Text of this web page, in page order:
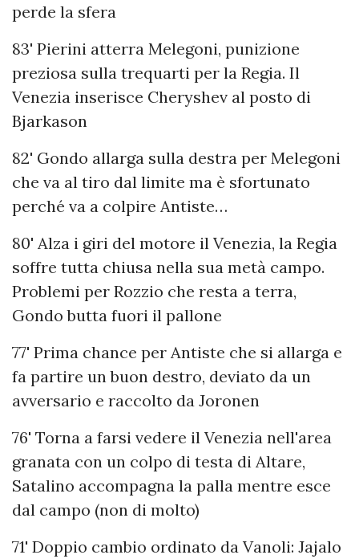
perde la sfera
83' Pierini atterra Melegoni, punizione
preziosa sulla trequarti per la Regia. Il
Venezia inserisce Cheryshev al posto di
Bjarkason
82' Gondo allarga sulla destra per Melegoni
che va al tiro dal limite ma è sfortunato
perché va a colpire Antiste…
80' Alza i giri del motore il Venezia, la Regia
soffre tutta chiusa nella sua metà campo.
Problemi per Rozzio che resta a terra,
Gondo butta fuori il pallone
77' Prima chance per Antiste che si allarga e
fa partire un buon destro, deviato da un
avversario e raccolto da Joronen
76' Torna a farsi vedere il Venezia nell'area
granata con un colpo di testa di Altare,
Satalino accompagna la palla mentre esce
dal campo (non di molto)
71' Doppio cambio ordinato da Vanoli: Jajalo